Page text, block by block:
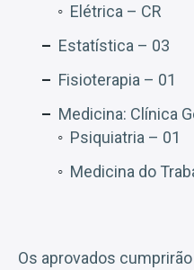
Elétrica – CR
Estatística – 03
Fisioterapia – 01
Medicina: Clínica
Psiquiatria – 01
Medicina do
Os aprovados